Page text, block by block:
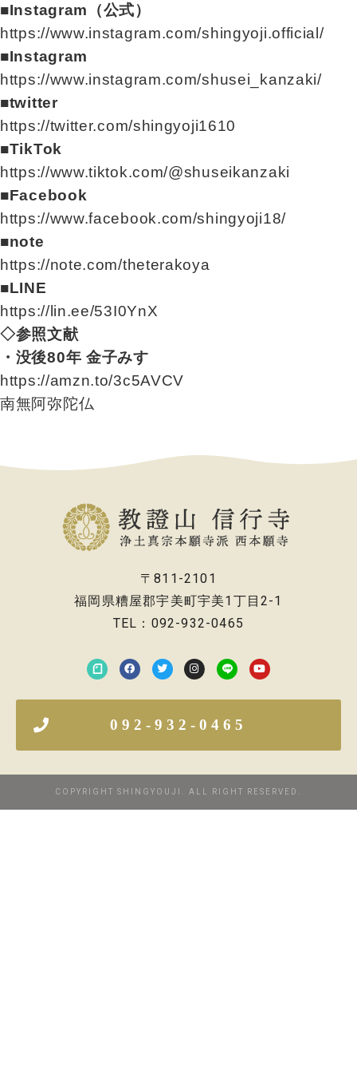
■Instagram（公式）
https://www.instagram.com/shingyoji.official/
■Instagram
https://www.instagram.com/shusei_kanzaki/
■twitter
https://twitter.com/shingyoji1610
■TikTok
https://www.tiktok.com/@shuseikanzaki
■Facebook
https://www.facebook.com/shingyoji18/
■note
https://note.com/theterakoya
■LINE
https://lin.ee/53I0YnX
◇参照文献
・没後80年 金子みすゞ
https://amzn.to/3c5AVCV
南無阿弥陀仏
〒811-2101
福岡県糟屋郡宇美町宇美1丁目2-1
TEL：092-932-0465
092-932-0465
COPYRIGHT SHINGYOUJI. ALL RIGHT RESERVED.